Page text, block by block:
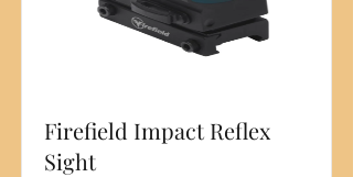
Firefield Impact Reflex
Sight